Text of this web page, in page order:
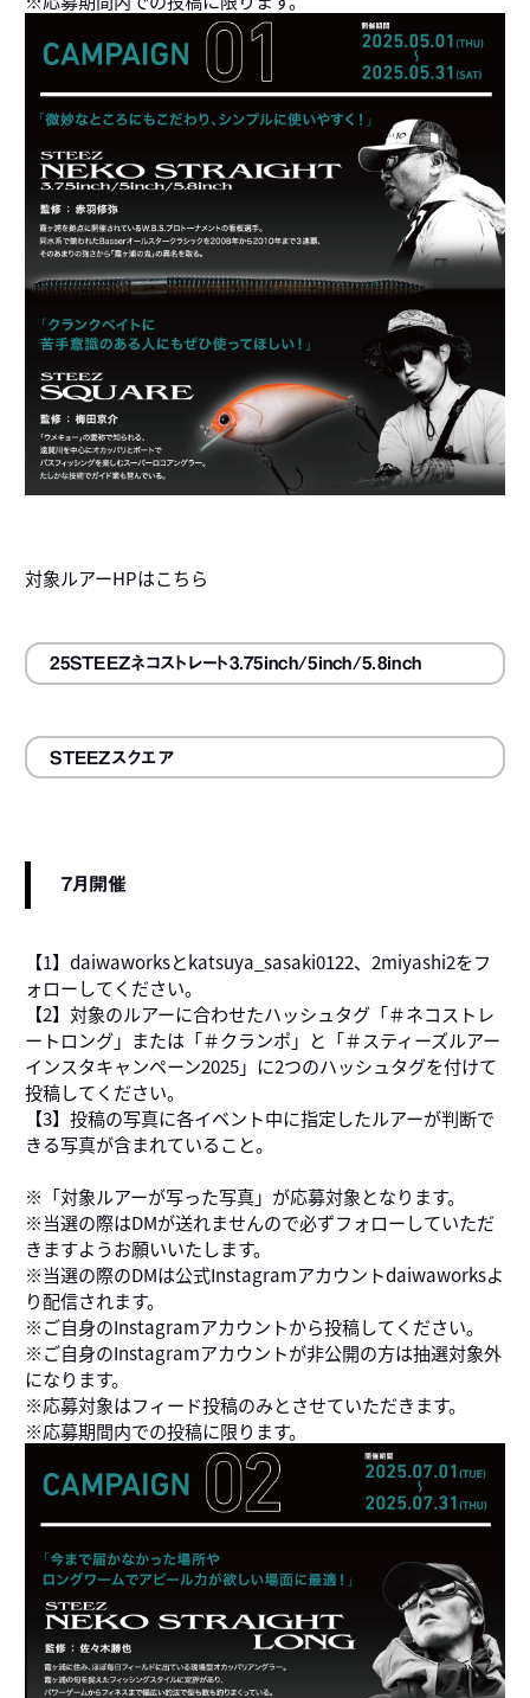
対象ルアーHPはこちら
25STEEZネコストレート3.75inch/5inch/5.8inch
STEEZスクエア
7月開催
【1】daiwaworksとkatsuya_sasaki0122、2miyashi2をフ
ォローしてください。
【2】対象のルアーに合わせたハッシュタグ「＃ネコストレ
ートロング」または「＃クランポ」と「＃スティーズルアー
インスタキャンペーン2025」に2つのハッシュタグを付けて
投稿してください。
【3】投稿の写真に各イベント中に指定したルアーが判断で
きる写真が含まれていること。
※「対象ルアーが写った写真」が応募対象となります。
※当選の際はDMが送れませんので必ずフォローしていただ
きますようお願いいたします。
※当選の際のDMは公式Instagramアカウントdaiwaworksよ
り配信されます。
※ご自身のInstagramアカウントから投稿してください。
※ご自身のInstagramアカウントが非公開の方は抽選対象外
になります。
※応募対象はフィード投稿のみとさせていただきます。
※応募期間内での投稿に限ります。